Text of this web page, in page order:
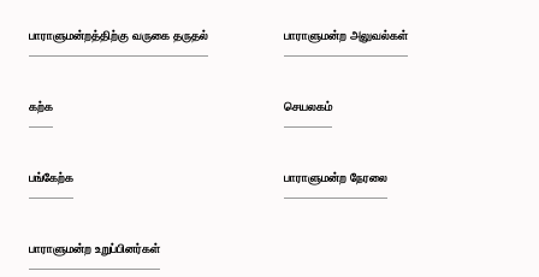
பாராளுமன்றத்திற்கு வருகை தருதல்
கற்க
பங்கேற்க
பாராளுமன்ற உறுப்பினர்கள்
பாராளுமன்ற அலுவல்கள்
செயலகம்
பாராளுமன்ற நேரலை